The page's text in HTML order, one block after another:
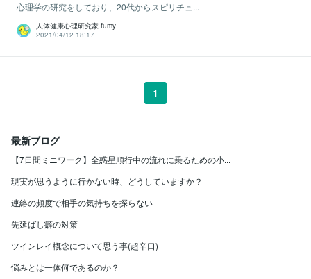
心理学の研究をしており、20代からスピリチュ...
人体健康心理研究家 fumy
2021/04/12 18:17
1
最新ブログ
【7日間ミニワーク】全惑星順行中の流れに乗るための小...
現実が思うように行かない時、どうしていますか？
連絡の頻度で相手の気持ちを探らない
先延ばし癖の対策
ツインレイ概念について思う事(超辛口)
悩みとは一体何であるのか？